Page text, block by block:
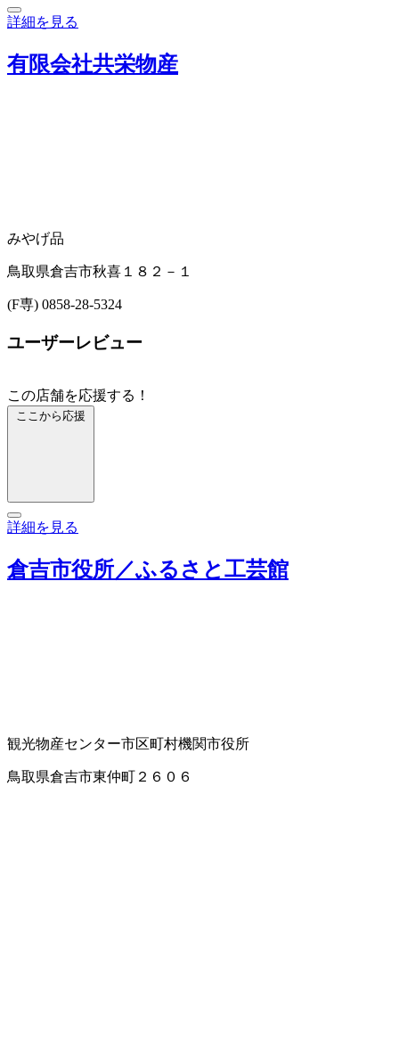
詳細を見る
有限会社共栄物産
みやげ品
鳥取県倉吉市秋喜１８２－１
(F専) 0858-28-5324
ユーザーレビュー
この店舗を応援する！
ここから応援
詳細を見る
倉吉市役所／ふるさと工芸館
観光物産センター市区町村機関市役所
鳥取県倉吉市東仲町２６０６